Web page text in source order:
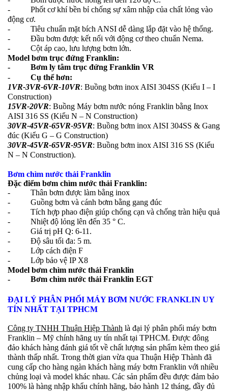
- Phốt cơ khí bền bỉ chống sự xâm nhập của chất lỏng vào
động cơ.
- Tiêu chuẩn mặt bích ANSI dễ dàng lắp đặt vào hệ thống.
- Đầu bơm được kết nối với động cơ theo chuẩn Nema.
- Cột áp cao, lưu lượng bơm lớn.
Model bơm trục đứng Franklin:
- Bơm ly tâm trục đứng Franklin VR
- Cụ thể hơn:
1VR-3VR-6VR-10VR: Buồng bơm inox AISI 304SS (Kiểu I – I
Construction)
15VR-20VR: Buồng Máy bơm nước nóng Franklin bằng Inox
AISI 316 SS (Kiểu N – N Construction)
30VR-45VR-65VR-95VR: Buồng bơm inox AISI 304SS & Gang
đúc (Kiểu G – G Construction)
30VR-45VR-65VR-95VR: Buồng bơm inox AISI 316 SS (Kiểu
N – N Construction).
Bơm chìm nước thải Franklin
Đặc điểm bơm chìm nước thải Franklin:
- Thân bơm được làm bằng inox
- Guồng bơm và cánh bơm bằng gang đúc
- Tích hợp phao điện giúp chống cạn và chống tràn hiệu quả
- Nhiệt độ lỏng lên đến 35 ° C.
- Giá trị pH Q: 6-11.
- Độ sâu tối đa: 5 m.
- Lớp cách điện F
- Lớp bảo vệ IP X8
Model bơm chìm nước thải Franklin
- Bơm chìm nước thải Franklin EGT
ĐẠI LÝ PHÂN PHỐI MÁY BƠM NƯỚC FRANKLIN UY
TÍN NHẤT TẠI TPHCM
Công ty TNHH Thuận Hiệp Thành là đại lý phân phối máy bơm
Franklin – Mỹ chính hãng uy tín nhất tại TPHCM. Được đông
đảo khách hàng đánh giá tốt về chất lượng sản phẩm kèm theo giá
thành thấp nhất. Trong thời gian vừa qua Thuận Hiệp Thành đã
cung cấp cho hàng ngàn khách hàng máy bơm Franklin với nhiều
chủng loại và model khác nhau. Các sản phẩm đều được đảm bảo
100% là hàng nhập khẩu chính hãng, bảo hành 12 tháng, đầy đủ